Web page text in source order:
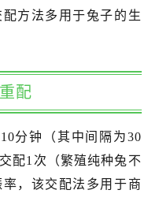
方法多用于兔子的生
配
分钟（其中间隔为30
配1次（繁殖纯种兔不
，该交配法多用于商